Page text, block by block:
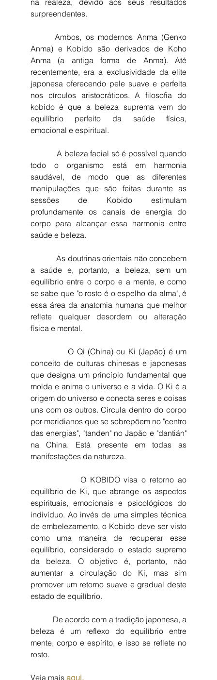
na realeza, devido aos seus resultados
surpreendentes.
      Ambos, os modernos Anma (Genko
Anma) e Kobido são derivados de Koho
Anma (a antiga forma de Anma). Até
recentemente, era a exclusividade da elite
japonesa oferecendo pele suave e perfeita
nos círculos aristocráticos. A filosofia do
kobido é que a beleza suprema vem do
equilíbrio perfeito da saúde física,
emocional e espiritual.
            A beleza facial só é possível quando
todo o organismo está em harmonia
saudável, de modo que as diferentes
manipulações que são feitas durante as
sessões de Kobido estimulam
profundamente os canais de energia do
corpo para alcançar essa harmonia entre
saúde e beleza.
            As doutrinas orientais não concebem
a saúde e, portanto, a beleza, sem um
equilíbrio entre o corpo e a mente, e como
se sabe que "o rosto é o espelho da alma", é
essa área da anatomia humana que melhor
reflete qualquer desordem ou alteração
física e mental.
            O Qi (China) ou Ki (Japão) é um
conceito de culturas chinesas e japonesas
que designa um princípio fundamental que
molda e anima o universo e a vida. O Ki é a
origem do universo e conecta seres e coisas
uns com os outros. Circula dentro do corpo
por meridianos que se sobrepõem no "centro
das energias", "tanden" no Japão e "dantián"
na China. Está presente em todas as
manifestações da natureza.
equilíbrio de Ki, que abrange os aspectos
espirituais, emocionais e psicológicos do
indivíduo. Ao invés de uma simples técnica
de embelezamento, o Kobido deve ser visto
como uma maneira de recuperar esse
equilíbrio, considerado o estado supremo
da beleza. O objetivo é, portanto, não
aumentar a circulação do Ki, mas sim
promover um retorno suave e gradual deste
estado de equilíbrio.
beleza é um reflexo do equilíbrio entre
mente, corpo e espírito, e isso se reflete no
rosto.
Veja mais aqui.